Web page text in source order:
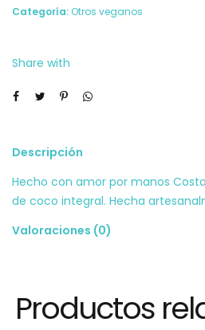
Categoría: Otros veganos
Share with
Descripción
Hecho con amor por manos
de coco integral. Hecha
Valoraciones (0)
Productos